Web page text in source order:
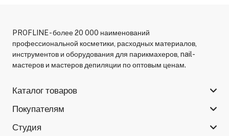
PROFLINE - более 20 000 наименований
профессиональной косметики, расходных материалов,
инструментов и оборудования для парикмахеров, nail-
мастеров и мастеров депиляции по оптовым ценам.
Каталог товаров
Покупателям
Студия